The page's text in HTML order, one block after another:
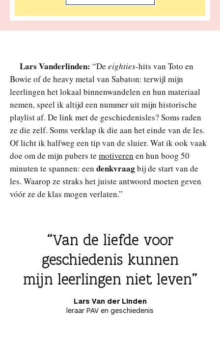
Lars Vanderlinden: “De eighties-hits van Toto en
Bowie of de heavy metal van Sabaton: terwijl mijn
leerlingen het lokaal binnenwandelen en hun materiaal
nemen, speel ik altijd een nummer uit mijn historische
playlist af. De link met de geschiedenisles? Soms raden
ze die zelf. Soms verklap ik die aan het einde van de les.
Of licht ik halfweg een tip van de sluier. Wat ik ook vaak
doe om de mijn pubers te motiveren en hun boog 50
minuten te spannen: een denkvraagbij de start van de
les. Waarop ze straks het juiste antwoord moeten geven
vóór ze de klas mogen verlaten.”
Van de liefde voor
geschiedenis kunnen
mijn leerlingen niet leven
Lars Van der Linden
leraar PAV en geschiedenis